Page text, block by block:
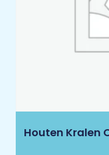
Houten Kralen